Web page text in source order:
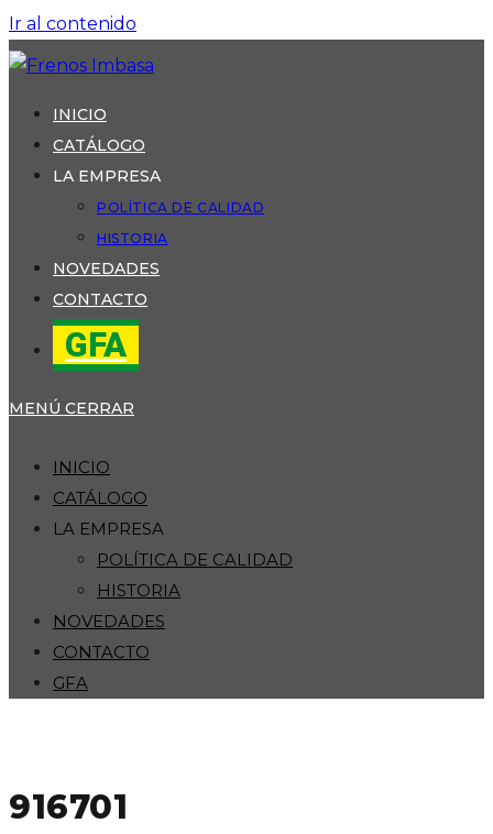
Ir al contenido
INICIO
CATÁLOGO
LA EMPRESA
POLÍTICA DE CALIDAD
HISTORIA
NOVEDADES
CONTACTO
GFA
MENÚ CERRAR
INICIO
CATÁLOGO
LA EMPRESA
POLÍTICA DE CALIDAD
HISTORIA
NOVEDADES
CONTACTO
GFA
916701